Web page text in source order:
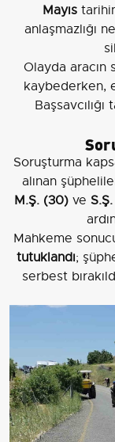
Mayıs
anlaşmazlığı
Olayda aracın
kaybederken,
Soruşturma
alınan
M.Ş. (30) ve
Mahkeme
tutuklandı;
serbest